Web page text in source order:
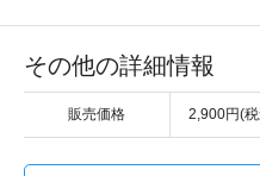
その他の詳細情報
販売価格 2,900円(